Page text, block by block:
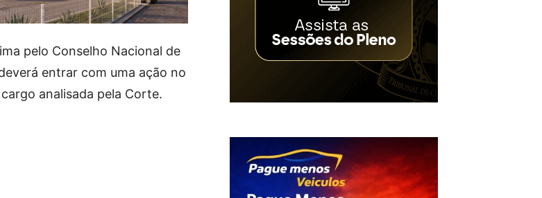
pelo Conselho Nacional de
entrar com uma ação no
analisada pela Corte.